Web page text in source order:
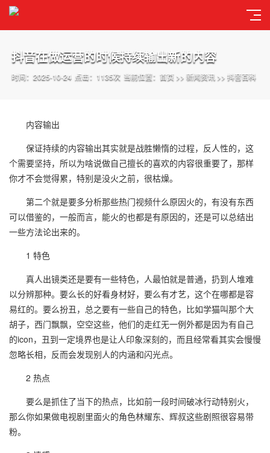
抖音在做运营的时候持续输出新的内容
当前位置： 首页>> 新闻资讯 >> 抖音百科
时间：2025-10-24 点击：1135次
内容输出
保证持续的内容输出其实就是战胜懒惰的过程，反人性的，这
个需要坚持，所以为啥说做自己擅长的喜欢的内容很重要了，那样
你才不会觉得累，特别是没火之前，很枯燥。
第二个就是要多分析那些热门视频什么原因火的，有没有东西
可以借鉴的，一般而言，能火的也都是有原因的，还是可以总结出
一些方法论出来的。
1 特色
真人出镜类还是要有一些特色，人最怕就是普通，扔到人堆难
以分辨那种。要么长的好看身材好，要么有才艺，这个在哪都是容
易红的。要么扮丑，总之要有一些自己的特色，比如学猫叫那个大
胡子，西门飘飘，空空这些，他们的走红无一例外都是因为有自己
的icon，丑到一定境界也是让人印象深刻的，而且经常看其实会慢慢
忽略长相，反而会发现别人的内涵和闪光点。
2 热点
要么是抓住了当下的热点，比如前一段时间破冰行动特别火，
那么你如果做电视剧里面火的角色林耀东、辉叔这些剧照很容易带
粉。